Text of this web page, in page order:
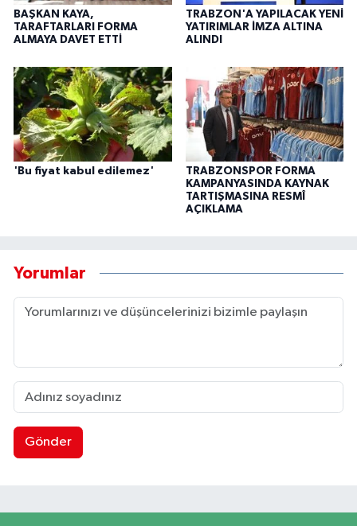
BAŞKAN KAYA,
TARAFTARLARI FORMA
ALMAYA DAVET ETTİ
TRABZON'A YAPILACAK YENİ
YATIRIMLAR İMZA ALTINA
ALINDI
'Bu fiyat kabul edilemez'
TRABZONSPOR FORMA
KAMPANYASINDA KAYNAK
TARTIŞMASINA RESMÎ
AÇIKLAMA
Yorumlar
Gönder